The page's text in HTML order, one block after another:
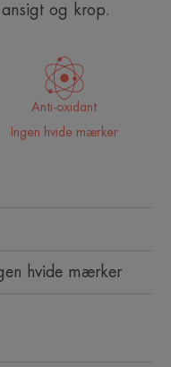
og krop.
Anti-oxidant
Ingen hvide mærker
hvide mærker